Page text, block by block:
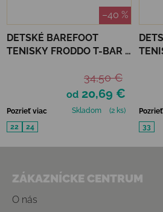
–40 %
DETSKÉ BAREFOOT
TENISKY FRODDO T-BAR -
od 20,69 €
34,50 €
Pozrieť viac Skladom
(2 ks)
22
24
33
ZÁKAZNÍCKE CENTRUM
O nás